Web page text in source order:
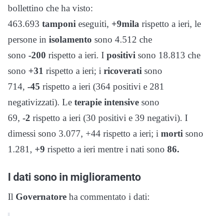
bollettino che ha visto:
463.693 tamponi eseguiti, +9mila rispetto a ieri, le
persone in isolamento sono 4.512 che
sono -200 rispetto a ieri. I positivi sono 18.813 che
sono +31 rispetto a ieri; i ricoverati sono
714, -45 rispetto a ieri (364 positivi e 281
negativizzati). Le terapie intensive sono
69, -2 rispetto a ieri (30 positivi e 39 negativi). I
dimessi sono 3.077, +44 rispetto a ieri; i morti sono
1.281, +9 rispetto a ieri mentre i nati sono 86.
I dati sono in miglioramento
Il Governatore ha commentato i dati: